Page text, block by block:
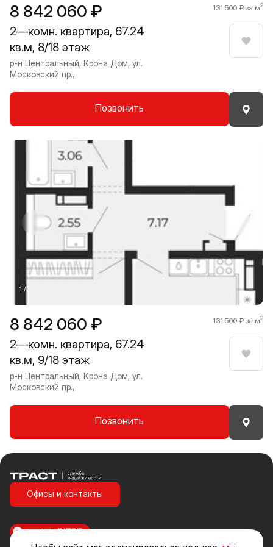
8 842 060 ₽ 131 500 ₽ за м2
2—комн. квартира, 67.24
кв.м, 8/18 этаж
р-н Центральный, Крона Дом, ул.
Московский пр.,
Позвонить
8 842 060 ₽ 131 500 ₽ за м2
2—комн. квартира, 67.24
кв.м, 9/18 этаж
р-н Центральный, Крона Дом, ул.
Московский пр.,
Позвонить
1 / 8
Прокрутить влево
Траст | Служба недвижимости
Офисы и контакты
made inINTRID